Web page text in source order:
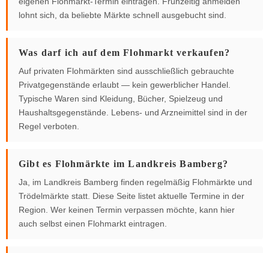
lohnt sich, da beliebte Märkte schnell ausgebucht sind.
Was darf ich auf dem Flohmarkt verkaufen?
Auf privaten Flohmärkten sind ausschließlich gebrauchte
Privatgegenstände erlaubt — kein gewerblicher Handel.
Typische Waren sind Kleidung, Bücher, Spielzeug und
Haushaltsgegenstände. Lebens- und Arzneimittel sind in der
Regel verboten.
Gibt es Flohmärkte im Landkreis Bamberg?
Ja, im Landkreis Bamberg finden regelmäßig Flohmärkte und
Trödelmärkte statt. Diese Seite listet aktuelle Termine in der
Region. Wer keinen Termin verpassen möchte, kann hier
auch selbst einen Flohmarkt eintragen.